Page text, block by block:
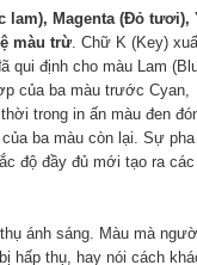
lam), Magenta (Đỏ tươi),
màu trừ. Chữ K (Key)
qui định cho màu Lam
của ba màu trước Cyan,
trong in ấn màu đen
ba màu còn lại. Sự
độ đầy đủ mới tạo ra các
thụ ánh sáng. Màu mà
hấp thụ, hay nói cách